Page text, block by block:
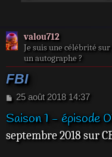
valou712
Je suis une célébrité
un autographe ?
FBI
M
s
a
25 août 2018 14:37
Saison 1 - épisode
septembre 2018 sur